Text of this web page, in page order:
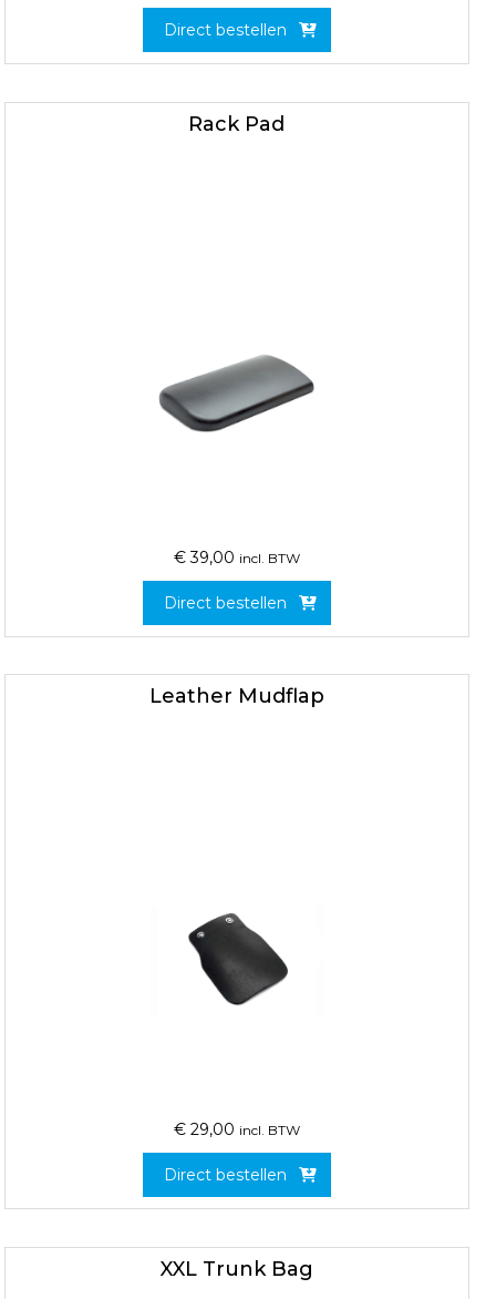
Direct bestellen
Rack Pad
€ 39,00 incl. BTW
Direct bestellen
Leather Mudflap
€ 29,00 incl. BTW
Direct bestellen
XXL Trunk Bag